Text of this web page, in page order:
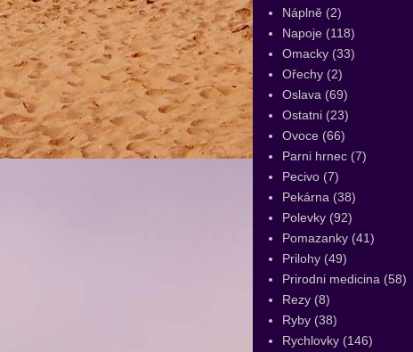
Náplně (2)
Napoje (118)
Omacky (33)
Ořechy (2)
Oslava (69)
Ostatni (23)
Ovoce (66)
Parni hrnec (7)
Pecivo (7)
Pekárna (38)
Polevky (92)
Pomazanky (41)
Prilohy (49)
Prirodni medicina (58)
Rezy (8)
Ryby (38)
Rychlovky (146)